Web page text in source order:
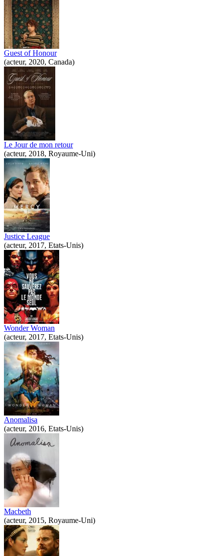
Guest of Honour
(acteur, 2020, Canada)
Le Jour de mon retour
(acteur, 2018, Royaume-Uni)
Justice League
(acteur, 2017, Etats-Unis)
Wonder Woman
(acteur, 2017, Etats-Unis)
Anomalisa
(acteur, 2016, Etats-Unis)
Macbeth
(acteur, 2015, Royaume-Uni)